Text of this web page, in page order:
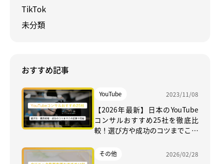
TikTok
未分類
おすすめ記事
YouTube 2023/11/08
【2026年最新】日本のYouTube
コンサルおすすめ25社を徹底比
較！選び方や成功のコツまでこの
その他 2026/02/28